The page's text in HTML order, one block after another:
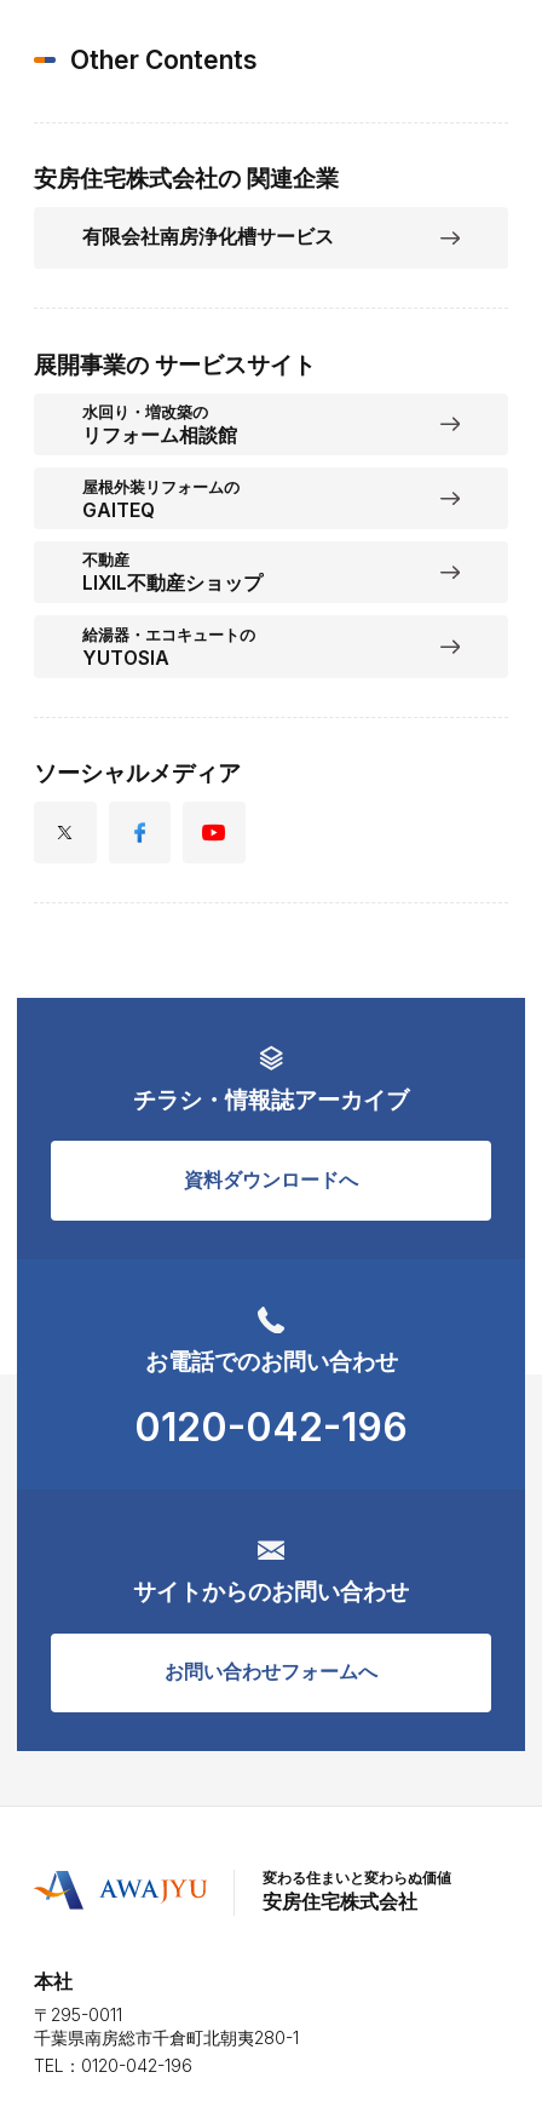
Other Contents
安房住宅株式会社の 関連企業
有限会社南房浄化槽サービス
展開事業の サービスサイト
水回り・増改築の
リフォーム相談館
屋根外装リフォームの
GAITEQ
不動産
LIXIL不動産ショップ
給湯器・エコキュートの
YUTOSIA
ソーシャルメディア
チラシ・情報誌アーカイブ
資料ダウンロードへ
お電話でのお問い合わせ
0120-042-196
サイトからのお問い合わせ
お問い合わせフォームへ
変わる住まいと変わらぬ価値
安房住宅株式会社
本社
〒295-0011
千葉県南房総市千倉町北朝夷280-1
TEL：0120-042-196